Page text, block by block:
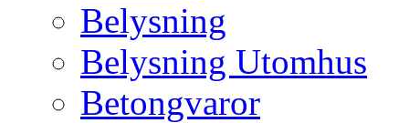
Belysning
Belysning Utomhus
Betongvaror